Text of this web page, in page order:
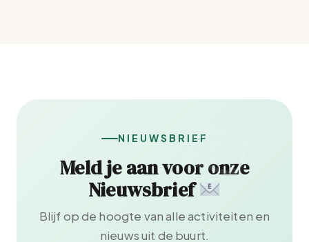
NIEUWSBRIEF
Meld je aan voor onze
Nieuwsbrief
Blijf op de hoogte van alle activiteiten en
nieuws uit de buurt.